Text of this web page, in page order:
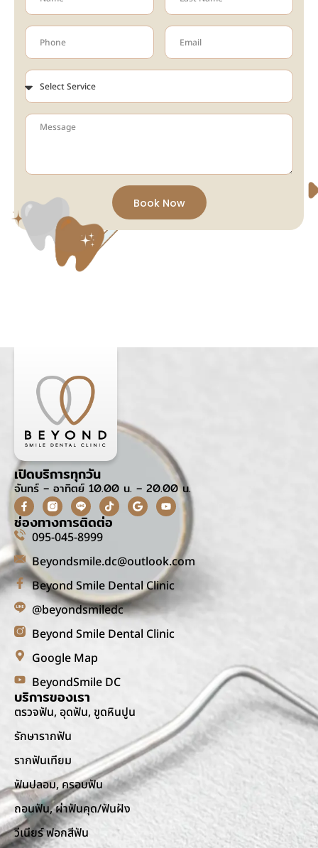
Book Now
เปิดบริการทุกวัน
จันทร์ – อาทิตย์ 10.00 น. – 20.00 น.
ช่องทางการติดต่อ
095-045-8999
Beyondsmile.dc@outlook.com
Beyond Smile Dental Clinic
@beyondsmiledc
Beyond Smile Dental Clinic
Google Map
BeyondSmile DC
บริการของเรา
ตรวจฟัน, อุดฟัน, ขูดหินปูน
รักษารากฟัน
รากฟันเทียม
ฟันปลอม, ครอบฟัน
ถอนฟัน, ผ่าฟันคุด/ฟันฝัง
วีเนียร์ ฟอกสีฟัน